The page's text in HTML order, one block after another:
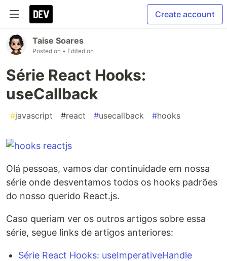
Create account
Taise Soares
Posted on • Edited on
Série React Hooks:
useCallback
#javascript #react #usecallback #hooks
Olá pessoas, vamos dar continuidade em nossa
série onde desventamos todos os hooks padrões
do nosso querido React.js.
Caso queriam ver os outros artigos sobre essa
série, segue links de artigos anteriores:
Série React Hooks: useImperativeHandle